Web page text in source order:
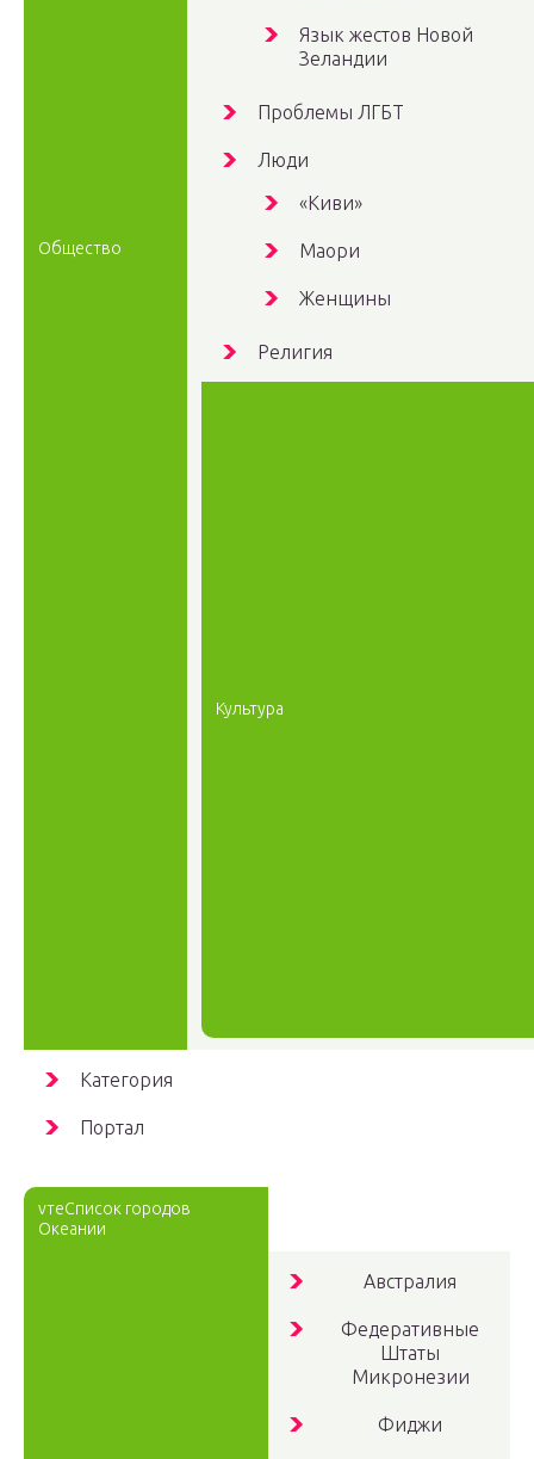
Общество
Язык жестов Новой
Зеландии
Проблемы ЛГБТ
Люди
«Киви»
Маори
Женщины
Религия
Культура
Категория
Портал
vтеСписок городов
Океании
Австралия
Федеративные
Штаты
Микронезии
Фиджи